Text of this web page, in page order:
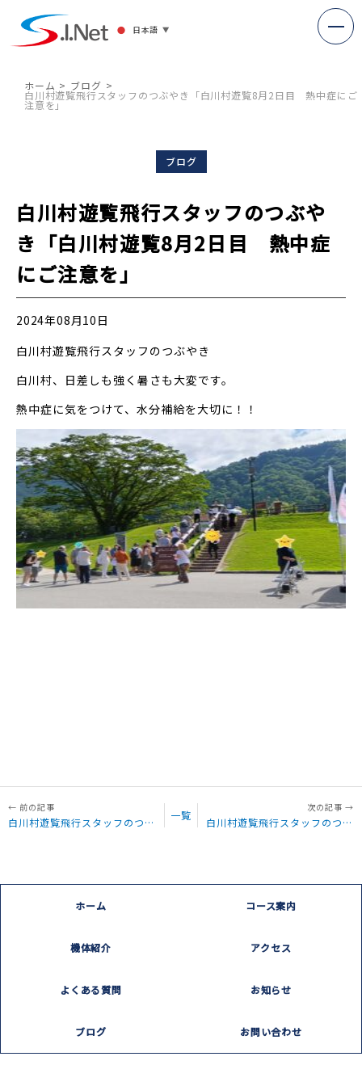
日本語 ▼
ホーム ブログ
白川村遊覧飛行スタッフのつぶやき「白川村遊覧8月2日目 熱中症にご
注意を」
ブログ
白川村遊覧飛行スタッフのつぶや
き「白川村遊覧8月2日目 熱中症
にご注意を」
2024年08月10日
白川村遊覧飛行スタッフのつぶやき
白川村、日差しも強く暑さも大変です。
熱中症に気をつけて、水分補給を大切に！！
白川村遊覧飛行スタッフのつぶやき「白川村遊覧8月2日目 本日も晴天」
一覧
白川村遊覧飛行スタッフのつぶやき「白川村遊覧8月2日目 無事に終了しました。」
ホーム コース案内
機体紹介 アクセス
よくある質問 お知らせ
ブログ お問い合わせ